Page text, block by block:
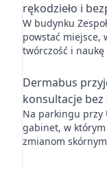
rękodzieło i
W budynku
powstać miejsce,
twórczość i
Dermabus
konsultacje
Na parkingu przy
gabinet, w
zmianom